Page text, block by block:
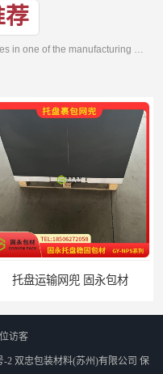
荐
托盘打包绑带 固永包材
位访客
-2 双忠包装材料(苏州)有限公司 保